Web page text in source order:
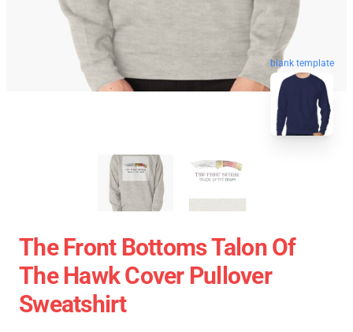
blank template
The Front Bottoms Talon Of
The Hawk Cover Pullover
Sweatshirt